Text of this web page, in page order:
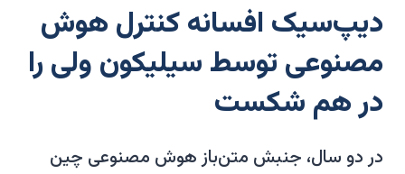
دیپ‌سیک افسانه کنترل هوش
مصنوعی توسط سیلیکون ولی را
در هم شکست
در دو سال، جنبش متن‌باز هوش مصنوعی چین